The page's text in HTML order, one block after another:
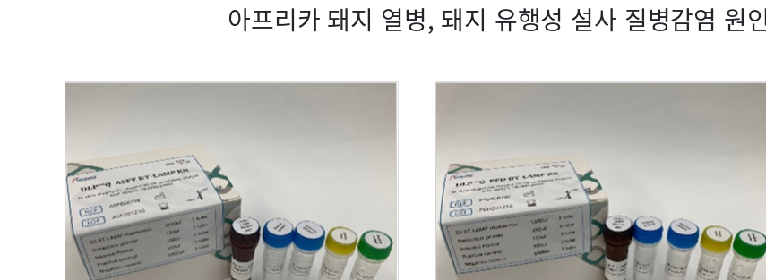
아프리카 돼지 열병, 돼지 유행성 설사 질병감염 원